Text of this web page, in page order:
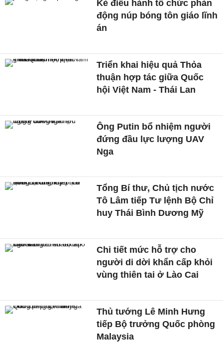
Kẻ điều hành tổ chức phản
động núp bóng tôn giáo lĩnh
án
Triển khai hiệu quả Thỏa
thuận hợp tác giữa Quốc
hội Việt Nam - Thái Lan
Ông Putin bổ nhiệm người
đứng đầu lực lượng UAV
Nga
Tổng Bí thư, Chủ tịch nước
Tô Lâm tiếp Tư lệnh Bộ Chỉ
huy Thái Bình Dương Mỹ
Chi tiết mức hỗ trợ cho
người di dời khẩn cấp khỏi
vùng thiên tai ở Lào Cai
Thủ tướng Lê Minh Hưng
tiếp Bộ trưởng Quốc phòng
Malaysia